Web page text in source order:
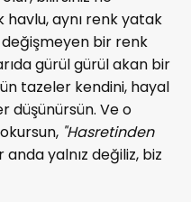
havlu, aynı renk yatak
değişmeyen bir renk
gürül gürül akan bir
tazeler kendini, hayal
düşünürsün. Ve o
"Hasretinden
anda yalnız değiliz, biz